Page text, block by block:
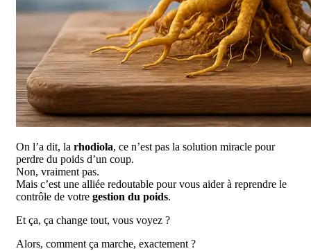
On l’a dit, la rhodiola, ce n’est pas la solution miracle pour
perdre du poids d’un coup.
Non, vraiment pas.
Mais c’est une alliée redoutable pour vous aider à reprendre le
contrôle de votre gestion du poids.
Et ça, ça change tout, vous voyez ?
Alors, comment ça marche, exactement ?